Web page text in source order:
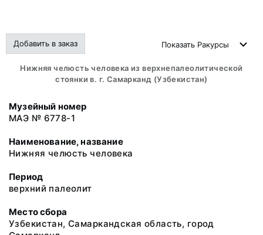
Добавить в заказ Показать Ракурсы
Нижняя челюсть человека из верхнепалеолитической
стоянки в. г. Самарканд (Узбекистан)
Музейный номер
МАЭ № 6778-1
Наименование, название
Нижняя челюсть человека
Период
верхний палеолит
Место сбора
Узбекистан, Самаркандская область, город